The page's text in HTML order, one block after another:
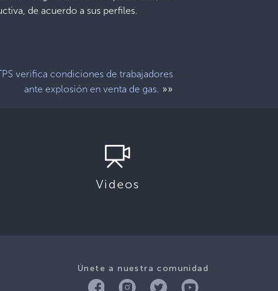
de acuerdo a sus perfiles.
verifica condiciones de trabajadores
ante explosión en venta de gas. »»
Videos
Únete a nuestra comunidad